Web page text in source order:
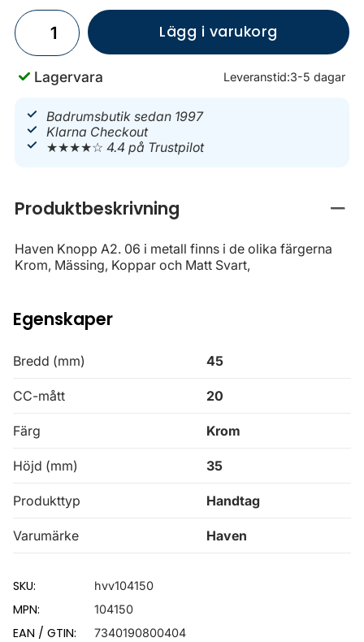
Lägg i varukorg
Lagervara Leveranstid:3-5 dagar
Badrumsbutik sedan 1997
Klarna Checkout
★★★★☆4.4 på Trustpilot
Produktbeskrivning
Haven Knopp A2. 06 i metall finns i de olika färgerna
Krom, Mässing, Koppar och Matt Svart,
Egenskaper
Bredd (mm) 45
CC-mått 20
Färg Krom
Höjd (mm) 35
Produkttyp Handtag
Varumärke Haven
SKU: hvv104150
MPN: 104150
EAN / GTIN: 7340190800404